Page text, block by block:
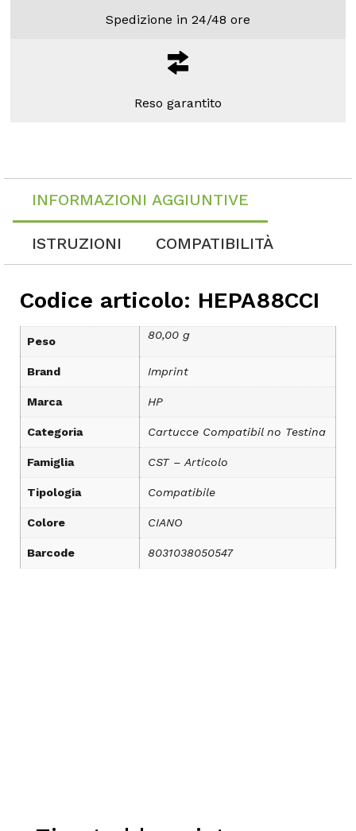
Spedizione in 24/48 ore
Reso garantito
INFORMAZIONI AGGIUNTIVE
ISTRUZIONI COMPATIBILITÀ
Codice articolo: HEPA88CCI
Peso 80,00 g
Brand Imprint
Marca HP
Categoria Cartucce Compatibil no Testina
Famiglia CST – Articolo
Tipologia Compatibile
Colore CIANO
Barcode 8031038050547